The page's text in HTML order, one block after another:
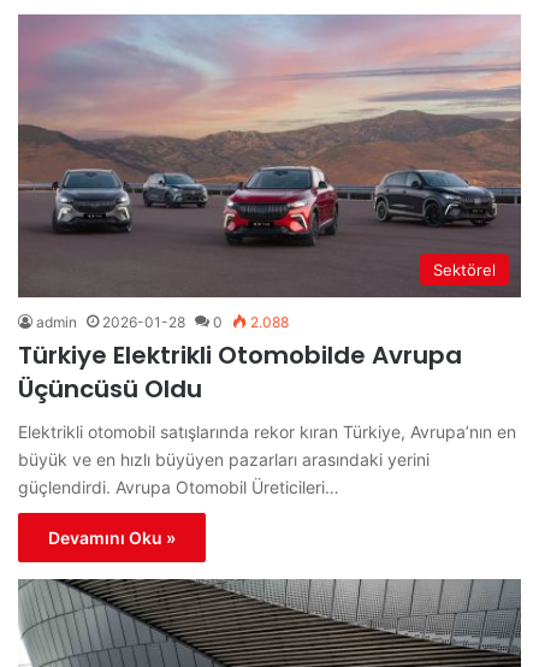
Sektörel
admin 2026-01-28 0 2.088
Türkiye Elektrikli Otomobilde Avrupa
Üçüncüsü Oldu
Elektrikli otomobil satışlarında rekor kıran Türkiye, Avrupa’nın en
büyük ve en hızlı büyüyen pazarları arasındaki yerini
güçlendirdi. Avrupa Otomobil Üreticileri…
Devamını Oku »